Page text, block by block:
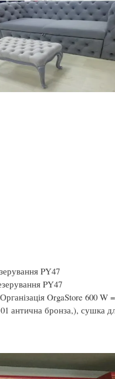
PY47
PY47
OrgaStore 600 W
антична бронза,), сушка